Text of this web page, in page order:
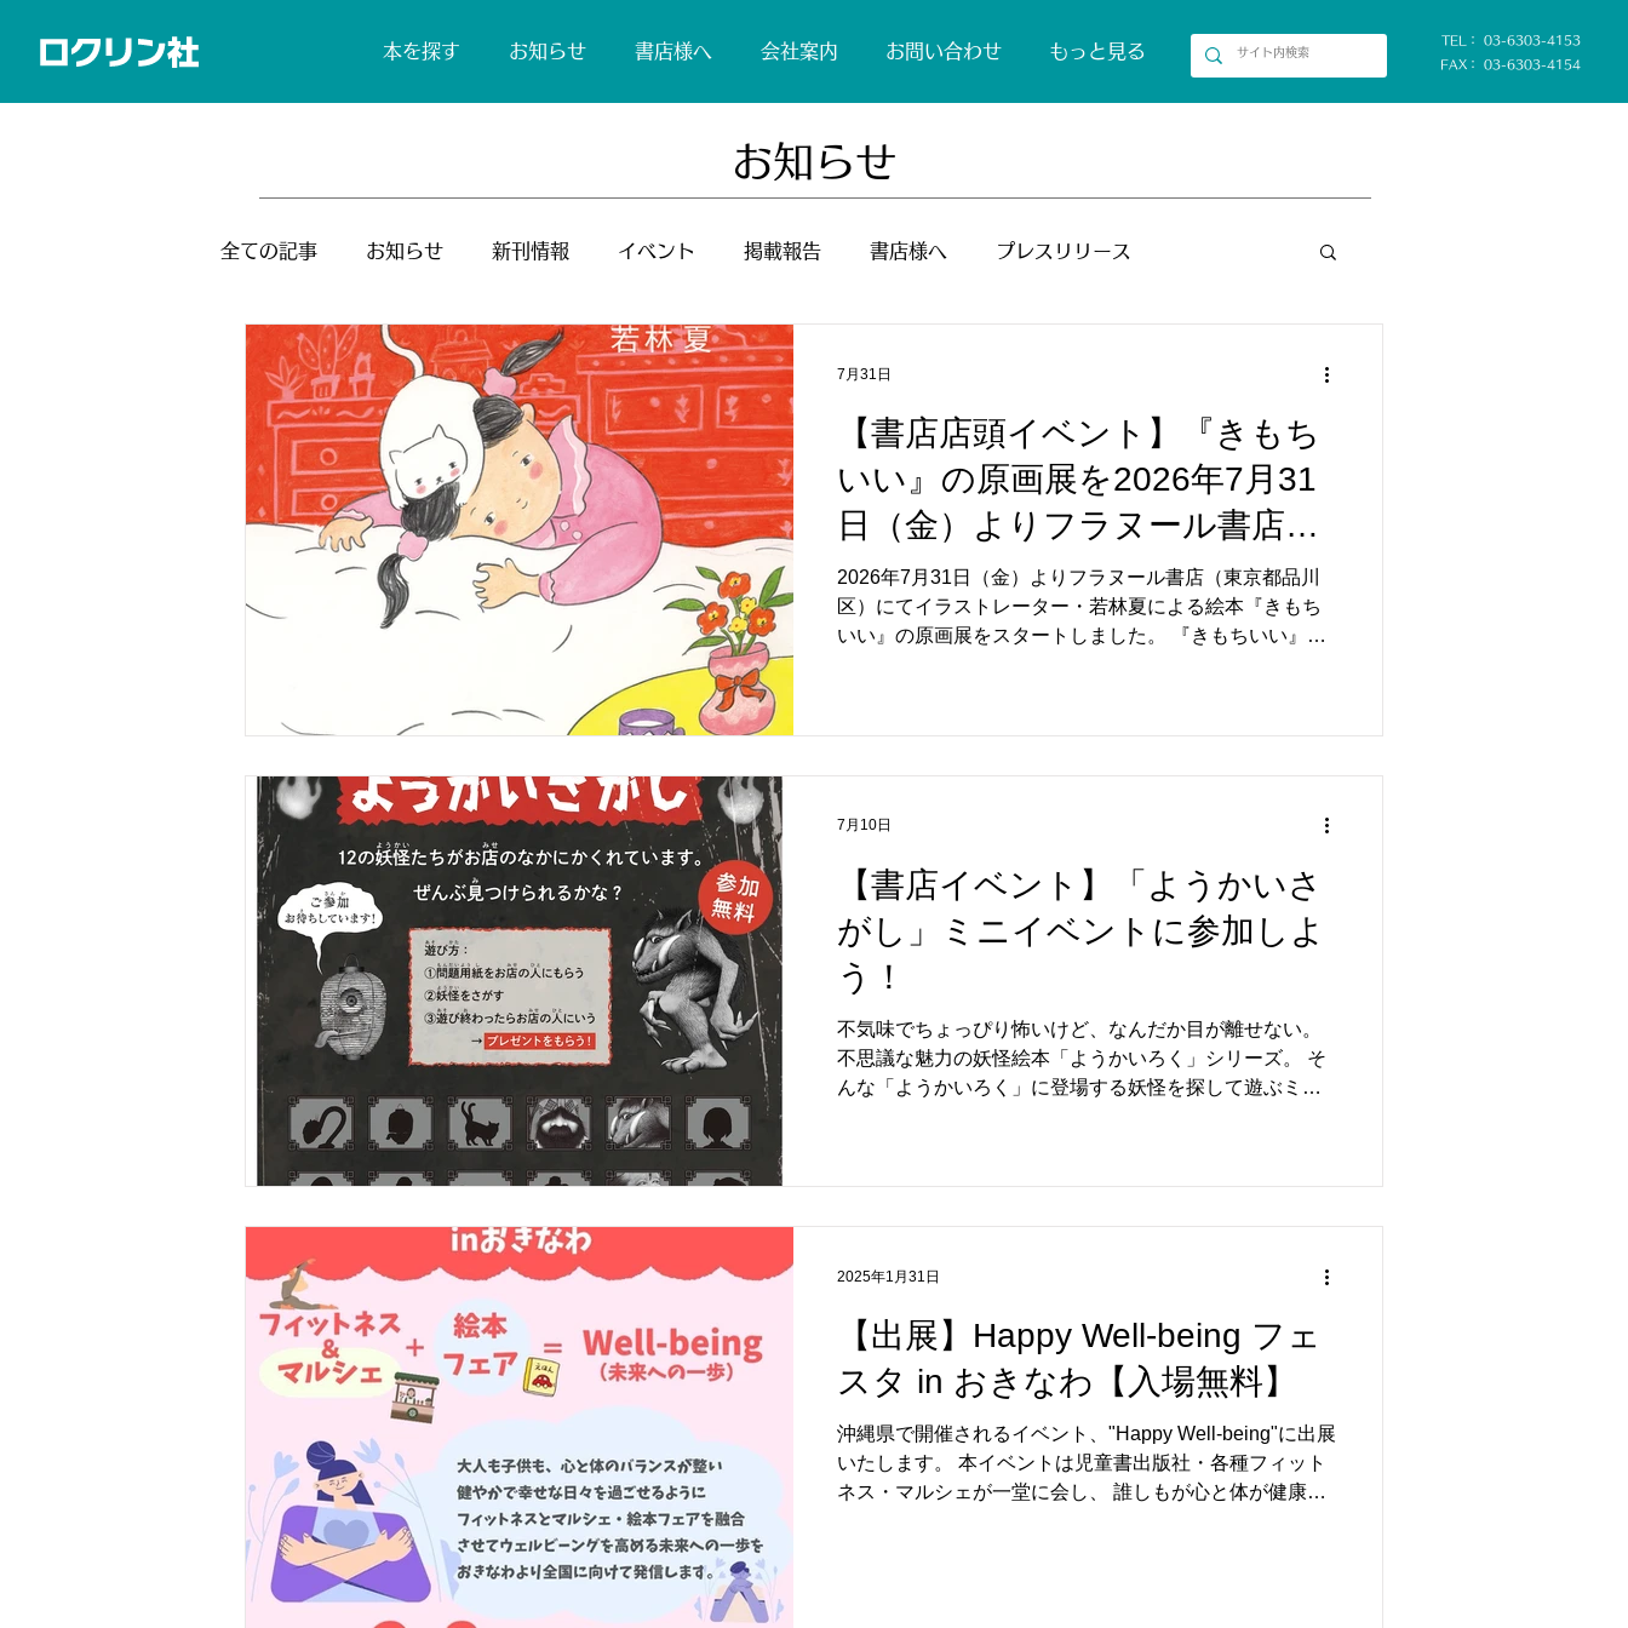
本を探す お知らせ 書店様へ 会社案内 お問い合わせ もっと見る
TEL： 03-6303-4153
FAX： 03-6303-4154
全ての記事 お知らせ 新刊情報 イベント 掲載報告 書店様へ プレスリリース
レビュアー募集
【書店店頭イベント】『きもち
いい』の原画展を2026年7月31
日（金）よりフラヌール書店
（東京都品川区）にて開催
2026年7月31日（金）よりフラヌール書店（東京都品川
区）にてイラストレーター・若林夏による絵本『きもち
いい』の原画展をスタートしました。 『きもちいい』は
度も見返したくなる不思議な魅力であふれています。 原
だける小さな作品、これまでに制作したZINEやグッズも
販売します。 フラヌール書店のあたたかな空間で、『き
もちいい』の世界をゆっくりとご覧ください。 若林夏コ
メント 「品川のすてきな本屋さんの一角で、 絵本『きも
ちいい』の小さな原画展をひらきます。 前回の代官山 蔦
屋書店さんとはまた違う原画たちとともに、「きもちい
グッズ】 ※ラインナップは変更する場合がございます。
●『きもちいい』オリジナル ・サイン本 ・トート
7月31日
【書店イベント】「ようかいさ
がし」ミニイベントに参加しよ
う！
不気味でちょっぴり怖いけど、なんだか目が離せない。
不思議な魅力の妖怪絵本「ようかいろく」シリーズ。 そ
んな「ようかいろく」に登場する妖怪を探して遊ぶミニ
ミニイベント「ようかいさがし」を全国の書店で開催し
い「ようかいろく」オリジナルポスターをプレゼント！
妖怪たちが大集合した特製デザインです！！ お近くの店
舗で実施されていたら、ぜひご参加ください。 【イベン
ト内容】 問題用紙に書かれた妖怪のイラストと特徴をヒ
じゃない、どんな妖怪なのか想像する力とひらめき力が
ぐんぐん高まります！ 妖怪の姿を想像して見つけよ
う！ 【開催店舗】 new!! ■博文堂書店セブンタウンせんげ
7月10日
【出展】Happy Well-being フェ
スタ in おきなわ【入場無料】
沖縄県で開催されるイベント、"Happy Well-being"に出展
いたします。 本イベントは児童書出版社・各種フィット
ネス・マルシェが一堂に会し、 誰しもが心と体が健康で
2025年1月31日
お知らせ